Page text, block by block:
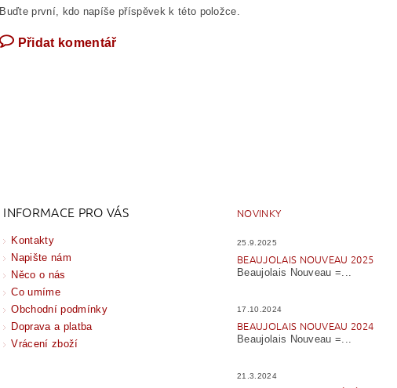
Buďte první, kdo napíše příspěvek k této položce.
Přidat komentář
INFORMACE PRO VÁS
Kontakty
Napište nám
Něco o nás
Co umíme
Obchodní podmínky
Doprava a platba
Vrácení zboží
NOVINKY
25.9.2025
BEAUJOLAIS NOUVEAU 2025
Beaujolais Nouveau =...
17.10.2024
BEAUJOLAIS NOUVEAU 2024
Beaujolais Nouveau =...
21.3.2024